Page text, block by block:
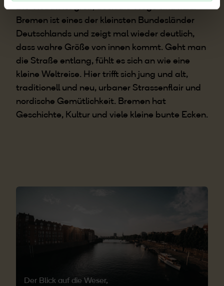
Die Vielfalt ist groß, doch die Wege sind kurz.
Bremen ist eines der kleinsten Bundesländer
Deutschlands und zeigt mal wieder deutlich,
dass wahre Größe von innen kommt. Geht man
die Straße entlang, fühlt es sich an wie eine
kleine Weltreise. Hier trifft sich jung und alt,
traditionell und neu, urbaner Strassenflair und
nordische Gemütlichkeit. Bremen hat
Geschichte, Kultur und viele kleine bunte Ecken.
Der Blick auf die Weser,